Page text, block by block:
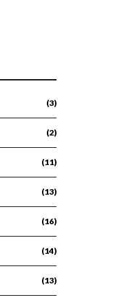
(3)
(2)
(11)
(13)
(16)
(14)
(13)